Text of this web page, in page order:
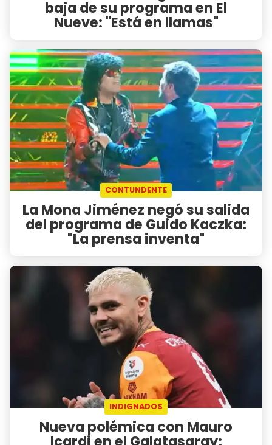
baja de su programa en El
Nueve: "Está en llamas"
CONTUNDENTE
La Mona Jiménez negó su salida
del programa de Guido Kaczka:
"La prensa inventa"
INDIGNADOS
Nueva polémica con Mauro